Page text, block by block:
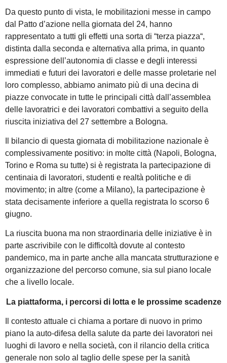
Da questo punto di vista, le mobilitazioni messe in campo
dal Patto d’azione nella giornata del 24, hanno
rappresentato a tutti gli effetti una sorta di “terza piazza“,
distinta dalla seconda e alternativa alla prima, in quanto
espressione dell’autonomia di classe e degli interessi
immediati e futuri dei lavoratori e delle masse proletarie nel
loro complesso, abbiamo animato più di una decina di
piazze convocate in tutte le principali città dall’assemblea
delle lavoratrici e dei lavoratori combattivi a seguito della
riuscita iniziativa del 27 settembre a Bologna.
Il bilancio di questa giornata di mobilitazione nazionale è
complessivamente positivo: in molte città (Napoli, Bologna,
Torino e Roma su tutte) si è registrata la partecipazione di
centinaia di lavoratori, studenti e realtà politiche e di
movimento; in altre (come a Milano), la partecipazione è
stata decisamente inferiore a quella registrata lo scorso 6
giugno.
La riuscita buona ma non straordinaria delle iniziative è in
parte ascrivibile con le difficoltà dovute al contesto
pandemico, ma in parte anche alla mancata strutturazione e
organizzazione del percorso comune, sia sul piano locale
che a livello locale.
La piattaforma, i percorsi di lotta e le prossime scadenze
Il contesto attuale ci chiama a portare di nuovo in primo
piano la auto-difesa della salute da parte dei lavoratori nei
luoghi di lavoro e nella società, con il rilancio della critica
generale non solo al taglio delle spese per la sanità